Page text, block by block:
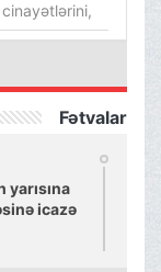
barbarlıq
şahidi bildi.‌
Fətvalar
yarısına
icazə